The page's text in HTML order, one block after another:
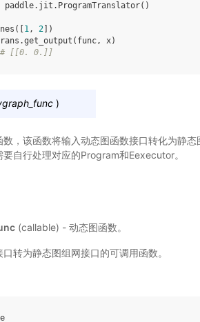
paddle. jit . ProgramTranslator()
([ 1, 2 ])
.get_output ( func, x)
# [[0. 0.]]
)
，该函数将输入动态图函数接口转化为静
自行处理对应的Program和Eexecutor。
(callable) - 动态图函数。
转为静态图组网接口的可调用函数。